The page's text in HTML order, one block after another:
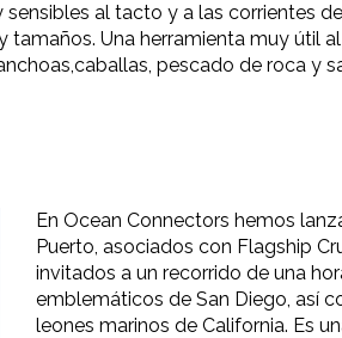
al tacto y a las corrientes
tamaños. Una herramienta muy útil
pescado de roca y
En Ocean Connectors hemos
Puerto, asociados con Flagship
invitados a un recorrido de una
emblemáticos de San Diego, así
leones marinos de California. Es